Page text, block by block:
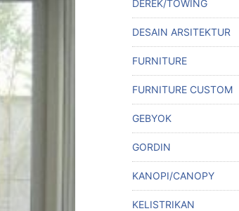
DEREK/TOWING
DESAIN ARSITEKTUR
FURNITURE
FURNITURE CUSTOM
GEBYOK
GORDIN
KANOPI/CANOPY
KELISTRIKAN